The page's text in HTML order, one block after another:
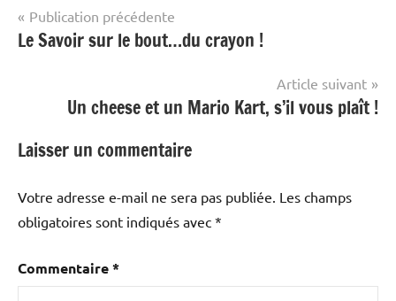
Navigation
de
Publication précédente
Le Savoir sur le bout…du crayon !
Article suivant
Un cheese et un Mario Kart, s’il vous plaît !
Laisser un commentaire
Votre adresse e-mail ne sera pas publiée. Les champs
obligatoires sont indiqués avec *
Commentaire*